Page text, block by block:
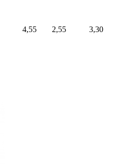
4,55 2,55 3,30